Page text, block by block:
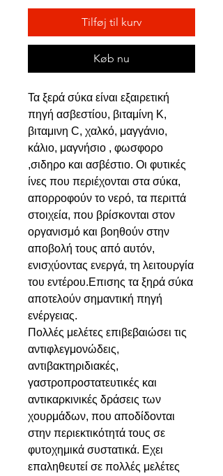
Tilføj til kurv
Køb nu
Τα ξερά σύκα είναι εξαιρετική
πηγή ασβεστίου, βιταμίνη Κ,
βιταμινη C, χαλκό, μαγγάνιο,
κάλιο, μαγνήσιο , φωσφορο
,σιδηρο και ασβέστιο. Οι φυτικές
ίνες που περιέχονται στα σύκα,
απορροφούν το νερό, τα περιττά
στοιχεία, που βρίσκονται στον
οργανισμό και βοηθούν στην
αποβολή τους από αυτόν,
ενισχύοντας ενεργά, τη λειτουργία
του εντέρου.Επισης τα ξηρά σύκα
αποτελούν σημαντική πηγή
ενέργειας.
Πολλές μελέτες επιβεβαιώσει τις
αντιφλεγμονώδεις,
αντιβακτηριδιακές,
γαστροπροστατευτικές και
αντικαρκινικές δράσεις των
χουρμάδων, που αποδίδονται
στην περιεκτικότητά τους σε
φυτοχημικά συστατικά. Εχει
επαληθευτεί σε πολλές μελέτες